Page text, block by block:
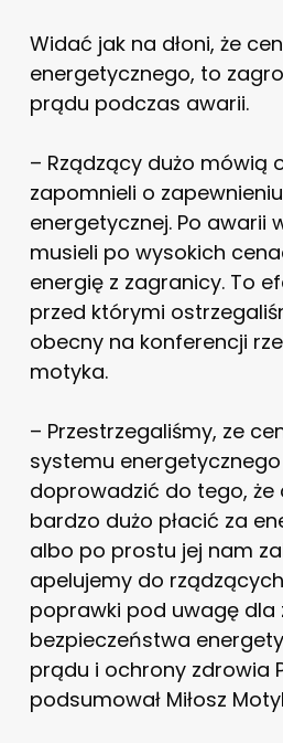
Widać jak na dłoni, że
energetycznego, to
prądu podczas awarii.
– Rządzący dużo mówią
zapomnieli o
energetycznej. Po awarii
musieli po wysokich
energię z zagranicy. To
przed którymi
obecny na konferencji
motyka.
– Przestrzegaliśmy, ze
systemu
doprowadzić do tego, że
bardzo dużo płacić za
albo po prostu jej nam
apelujemy do
poprawki pod uwagę dla
bezpieczeństwa
prądu i ochrony zdrowia
podsumował Miłosz